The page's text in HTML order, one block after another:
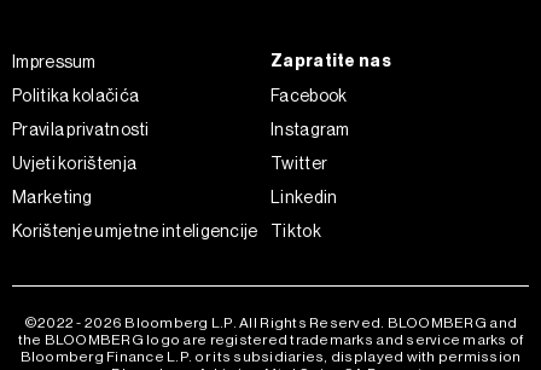
Impressum
Politika kolačića
Pravila privatnosti
Uvjeti korištenja
Marketing
Korištenje umjetne inteligencije
Zapratite nas
Facebook
Instagram
Twitter
Linkedin
Tiktok
©2022 - 2026 Bloomberg L.P. All Rights Reserved. BLOOMBERG and
the BLOOMBERG logo are registered trademarks and service marks of
Bloomberg Finance L.P. or its subsidiaries, displayed with permission